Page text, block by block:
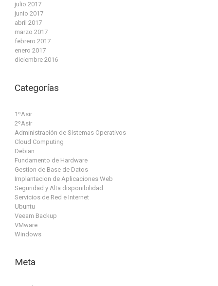
julio 2017
junio 2017
abril 2017
marzo 2017
febrero 2017
enero 2017
diciembre 2016
Categorías
1ºAsir
2ºAsir
Administración de Sistemas Operativos
Cloud Computing
Debian
Fundamento de Hardware
Gestion de Base de Datos
Implantacion de Aplicaciones Web
Seguridad y Alta disponibilidad
Servicios de Red e Internet
Ubuntu
Veeam Backup
VMware
Windows
Meta